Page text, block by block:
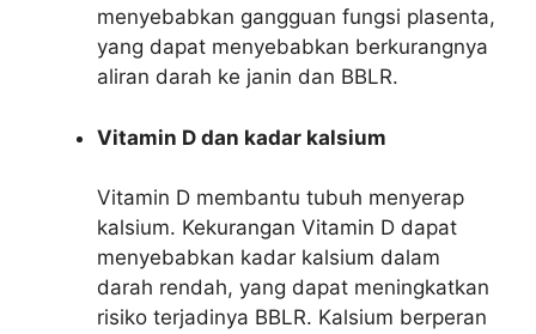
menyebabkan gangguan fungsi plasenta,
yang dapat menyebabkan berkurangnya
aliran darah ke janin dan BBLR.
Vitamin D dan kadar kalsium
Vitamin D membantu tubuh menyerap
kalsium. Kekurangan Vitamin D dapat
menyebabkan kadar kalsium dalam
darah rendah, yang dapat meningkatkan
risiko terjadinya BBLR. Kalsium berperan